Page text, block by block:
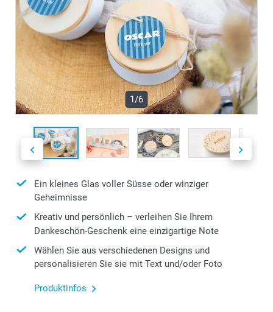
1/6
Ein kleines Glas voller Süsse oder winziger
Geheimnisse
Kreativ und persönlich – verleihen Sie Ihrem
Dankeschön-Geschenk eine einzigartige Note
Wählen Sie aus verschiedenen Designs und
personalisieren Sie sie mit Text und/oder Foto
Produktinfos